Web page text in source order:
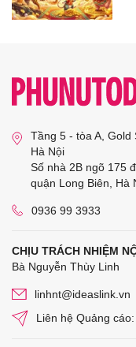
Tầng 5 - tòa A, Gold
Hà Nội
Số nhà 2B ngõ 175
quận Long Biên, Hà
0936 99 3933
CHỊU TRÁCH NHIỆM
Bà Nguyễn Thùy Linh
linhnt@ideaslink.vn
Liên hệ Quảng